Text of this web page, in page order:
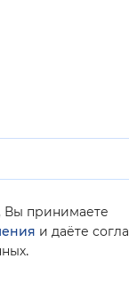
Вы принимаете
и даёте
.